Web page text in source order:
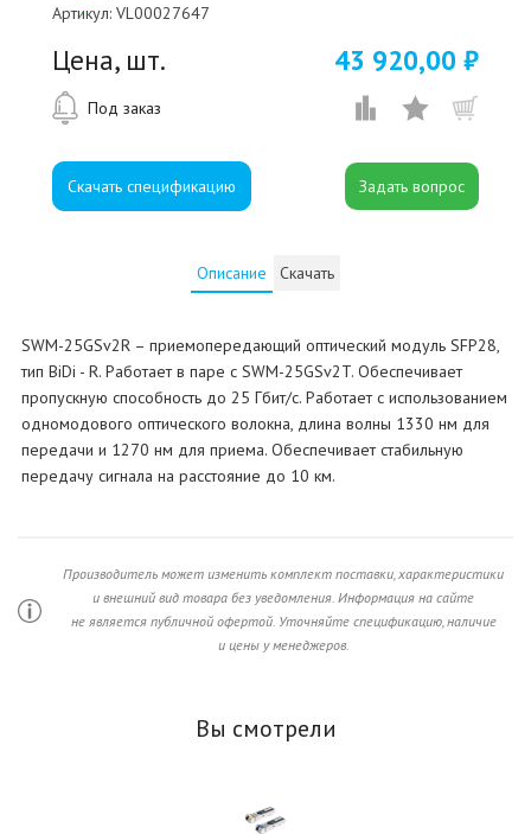
Артикул: VL00027647
Цена, шт. 43 920,00 ₽
Под заказ
Скачать спецификацию
Описание Скачать
SWM-25GSv2R – приемопередающий оптический модуль SFP28,
тип BiDi - R. Работает в паре с SWM-25GSv2T. Обеспечивает
пропускную способность до 25 Гбит/с. Работает с использованием
одномодового оптического волокна, длина волны 1330 нм для
передачи и 1270 нм для приема. Обеспечивает стабильную
передачу сигнала на расстояние до 10 км.
Производитель может изменить комплект поставки, характеристики
и внешний вид товара без уведомления. Информация на сайте
не является публичной офертой. Уточняйте спецификацию, наличие
и цены у менеджеров.
Вы смотрели